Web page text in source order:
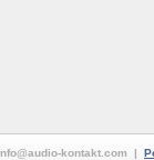
kontakt.com |